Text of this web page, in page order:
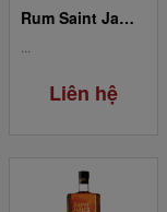
Rum Saint James Amber 0.7L
...
Liên hệ